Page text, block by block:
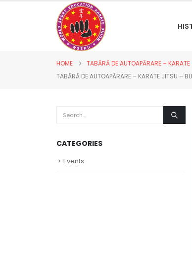
HOME TABĂRĂ DE AUTOAPĂRARE –
TABĂRĂ DE AUTOAPĂRARE – KARATE JITSU –
CATEGORIES
Events